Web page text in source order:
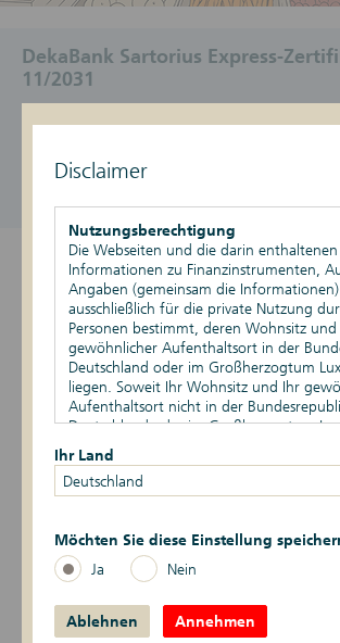
Disclaimer
Nutzungsberechtigung
Die Webseiten und die darin enthaltenen
Informationen zu Finanzinstrumenten,
Angaben (gemeinsam die
ausschließlich für die private Nutzung
Personen bestimmt, deren Wohnsitz und
gewöhnlicher Aufenthaltsort in der
Deutschland oder im Großherzogtum
liegen. Soweit Ihr Wohnsitz und Ihr
Aufenthaltsort nicht in der
Deutschland oder im Großherzogtum
liegen, ist Ihnen die Nutzung dieser
gestattet. Durch die Nutzung dieser
bestätigen Sie, dass Ihr Wohnsitz und
Vertriebsbeschränkungen
Die auf den Webseiten enthaltenen
dürfen nicht außerhalb der der
Deutschland und/oder dem
Ihr Land
Deutschland
Möchten Sie diese Einstellung
Ja
Nein
Ablehnen Annehmen
DekaBank Sartorius Express-
11/2031
DE000DK1GH36
Stand vom 07.08.2026, 09:30 Uhr
Überblick
Produktdetails
Basiswert
Szenario-Rechner
Publikationen